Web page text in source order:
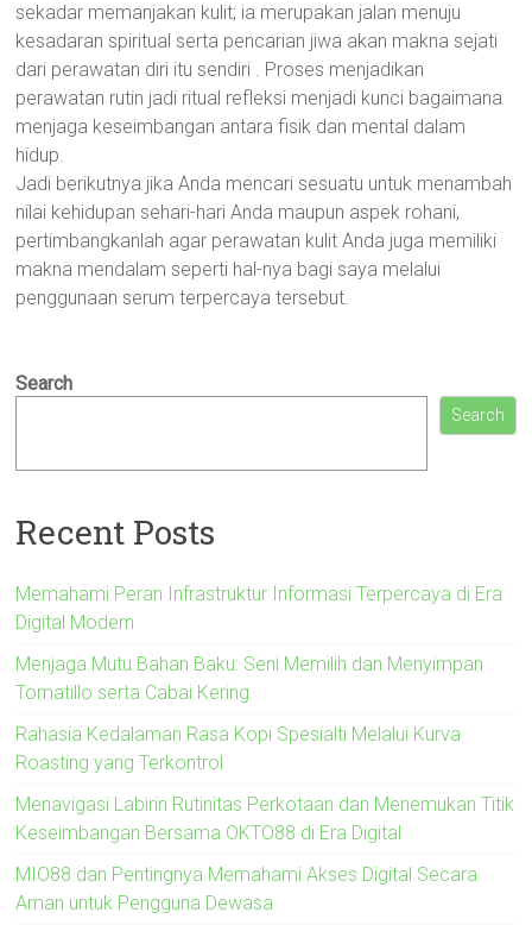
sekadar memanjakan kulit; ia merupakan jalan menuju
kesadaran spiritual serta pencarian jiwa akan makna sejati
dari perawatan diri itu sendiri . Proses menjadikan
perawatan rutin jadi ritual refleksi menjadi kunci bagaimana
menjaga keseimbangan antara fisik dan mental dalam
hidup.
Jadi berikutnya jika Anda mencari sesuatu untuk menambah
nilai kehidupan sehari-hari Anda maupun aspek rohani,
pertimbangkanlah agar perawatan kulit Anda juga memiliki
makna mendalam seperti hal-nya bagi saya melalui
penggunaan serum terpercaya tersebut.
Search
Search
Recent Posts
Memahami Peran Infrastruktur Informasi Terpercaya di Era
Digital Modern
Menjaga Mutu Bahan Baku: Seni Memilih dan Menyimpan
Tomatillo serta Cabai Kering
Rahasia Kedalaman Rasa Kopi Spesialti Melalui Kurva
Roasting yang Terkontrol
Menavigasi Labirin Rutinitas Perkotaan dan Menemukan Titik
Keseimbangan Bersama OKTO88 di Era Digital
MIO88 dan Pentingnya Memahami Akses Digital Secara
Aman untuk Pengguna Dewasa